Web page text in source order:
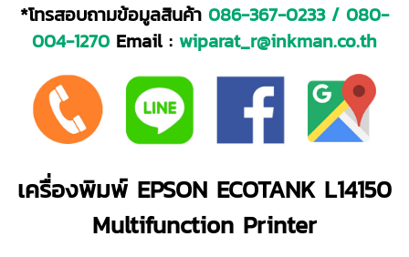
*โทรสอบถามข้อมูลสินค้า 086-367-0233/ 080-
004-1270 Email : wiparat_r@inkman.co.th
เครื่องพิมพ์ EPSON ECOTANK L14150
Multifunction Printer